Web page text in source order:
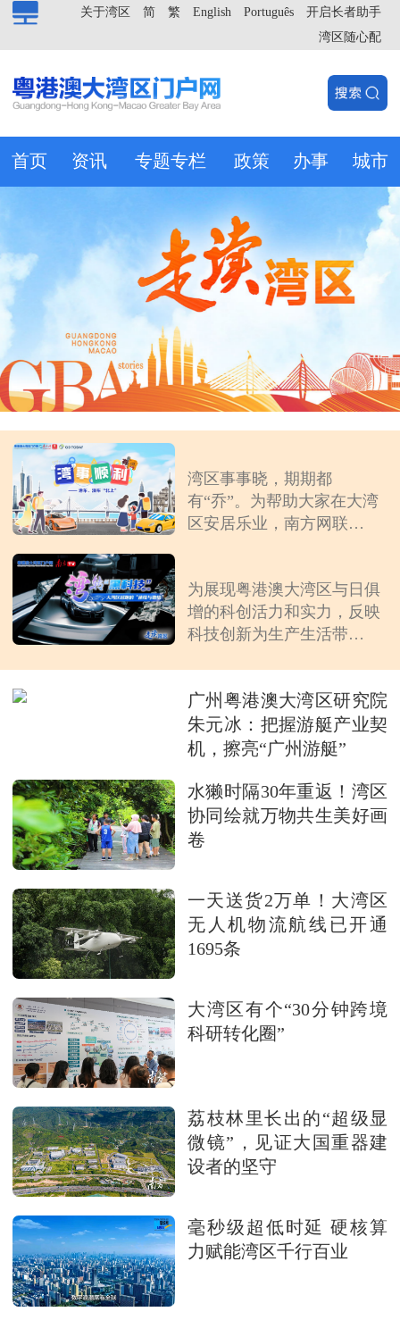
开启长者助手
Português
English
繁
简
关于湾区
湾区随心配
首页 资讯 专题专栏 政策 办事 城市
湾区事事晓，期期都
有“乔”。为帮助大家在大湾
区安居乐业，南方网联合
视频，介绍在大湾区内地城
市安居乐业的好“乔”（好办
法）。
为展现粤港澳大湾区与日俱
增的科创活力和实力，反映
科技创新为生产生活带来“智
出“‘湾’转‘黑科技’”系列报
道，走访体验大湾区一项项
生动的“黑科技”，解码大湾
码”。
广州粤港澳大湾区研究院
朱元冰：把握游艇产业契
机，擦亮“广州游艇”
水獭时隔30年重返！湾区
协同绘就万物共生美好画
卷
一天送货2万单！大湾区
无人机物流航线已开通
1695条
大湾区有个“30分钟跨境
科研转化圈”
荔枝林里长出的“超级显
微镜”，见证大国重器建
设者的坚守
毫秒级超低时延 硬核算
力赋能湾区千行百业